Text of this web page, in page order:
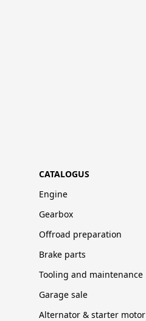
CATALOGUS
Engine
Gearbox
Offroad preparation
Brake parts
Tooling and maintenance
Garage sale
Alternator & starter motor